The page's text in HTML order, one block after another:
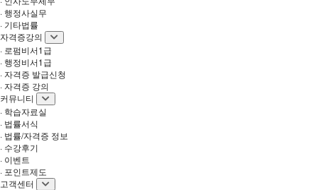
· 행정사실무
· 기타법률
자격증강의
· 로펌비서1급
· 행정비서1급
· 자격증 발급신청
· 자격증 강의
커뮤니티
· 학습자료실
· 법률서식
· 법률/자격증 정보
· 수강후기
· 이벤트
· 포인트제도
고객센터